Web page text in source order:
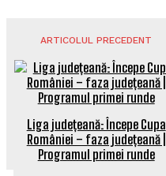
ARTICOLUL PRECEDENT
Liga județeană: Începe Cupa
României – faza județeană |
Programul primei runde